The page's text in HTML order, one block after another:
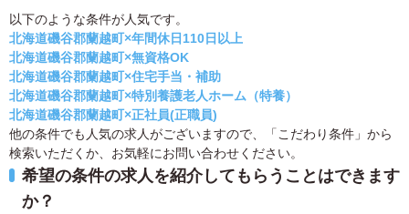
以下のような条件が人気です。
北海道磯谷郡蘭越町×年間休日110日以上
北海道磯谷郡蘭越町×無資格OK
北海道磯谷郡蘭越町×住宅手当・補助
北海道磯谷郡蘭越町×特別養護老人ホーム（特養）
北海道磯谷郡蘭越町×正社員(正職員)
他の条件でも人気の求人がございますので、「こだわり条件」から
検索いただくか、お気軽にお問い合わせください。
希望の条件の求人を紹介してもらうことはできます
か？